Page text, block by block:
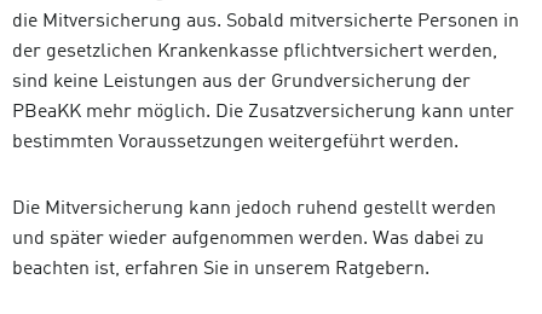
die Mitversicherung aus. Sobald mitversicherte Personen in
der gesetzlichen Krankenkasse pflichtversichert werden,
sind keine Leistungen aus der Grundversicherung der
PBeaKK mehr möglich. Die Zusatzversicherung kann unter
bestimmten Voraussetzungen weitergeführt werden.
Die Mitversicherung kann jedoch ruhend gestellt werden
und später wieder aufgenommen werden. Was dabei zu
beachten ist, erfahren Sie in unserem Ratgebern.